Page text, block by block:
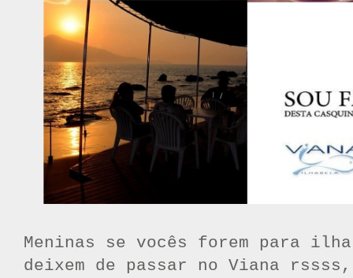
Meninas se vocês forem para ilha
deixem de passar no Viana